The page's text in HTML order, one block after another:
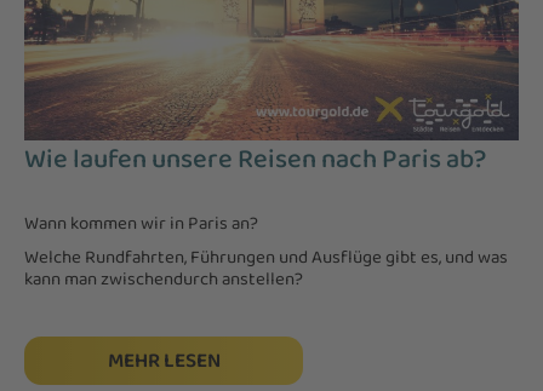
Wie laufen unsere Reisen nach Paris ab?
Wann kommen wir in Paris an?
Welche Rundfahrten, Führungen und Ausflüge gibt es, und was
kann man zwischendurch anstellen?
MEHR LESEN